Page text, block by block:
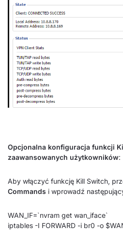
Opcjonalna konfiguracja funkcji
zaawansowanych użytkowników:
Aby włączyć funkcję Kill Switch,
Commands i wprowadź
WAN_IF=`nvram get wan_iface`
iptables -I FORWARD -i br0 -o